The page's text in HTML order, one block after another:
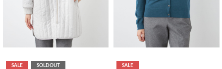
SALE SOLDOUT SALE